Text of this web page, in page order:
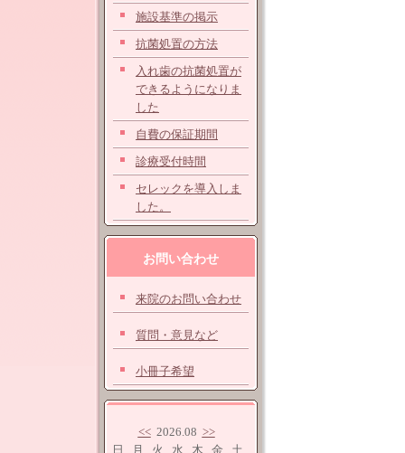
施設基準の掲示
抗菌処置の方法
入れ歯の抗菌処置が
できるようになりま
した
自費の保証期間
診療受付時間
セレックを導入しま
した。
お問い合わせ
来院のお問い合わせ
質問・意見など
小冊子希望
<<2026.08 >>
日
月 火 水 木 金
土